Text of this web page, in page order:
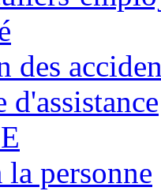
des
la personne